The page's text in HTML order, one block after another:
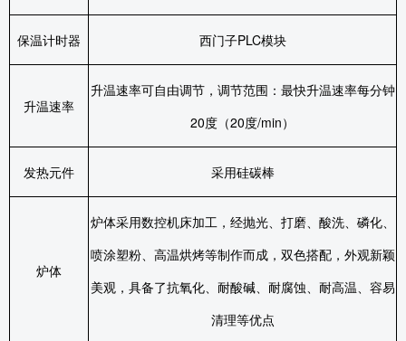
保温计时器 西门子PLC模块
升温速率
升温速率可自由调节，调节范围：最快升温速率每分钟
20度（20度/min）
发热元件 采用硅碳棒
炉体
炉体采用数控机床加工，经抛光、打磨、酸洗、磷化、
喷涂塑粉、高温烘烤等制作而成，双色搭配，外观新颖
美观，具备了抗氧化、耐酸碱、耐腐蚀、耐高温、容易
清理等优点